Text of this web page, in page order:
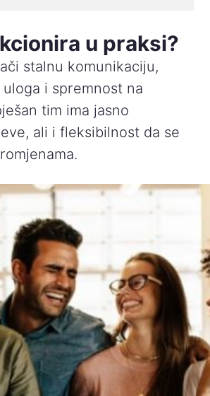
u praksi?
stalnu komunikaciju,
i spremnost na
tim ima jasno
ali i fleksibilnost da se